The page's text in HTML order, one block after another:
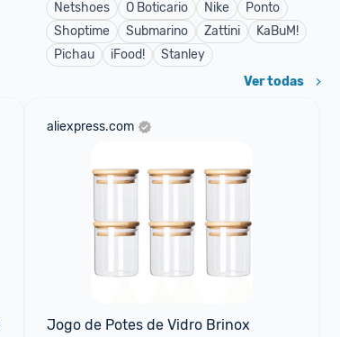
Netshoes
O Boticario Nike
Ponto
Shoptime
Submarino Zattini
KaBuM!
Pichau
iFood! Stanley
Ver todas
aliexpress.com
Jogo de Potes de Vidro Brinox